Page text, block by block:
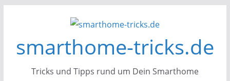
smarthome-tricks.de
Tricks und Tipps rund um Dein Smarthome